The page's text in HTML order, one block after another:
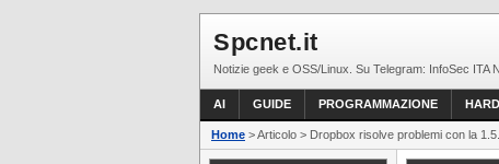
Spcnet.it
Notizie geek e OSS/Linux. Su Telegram: InfoSec ITA
AI GUIDE PROGRAMMAZIONE
Home > Articolo > Dropbox risolve problemi con la